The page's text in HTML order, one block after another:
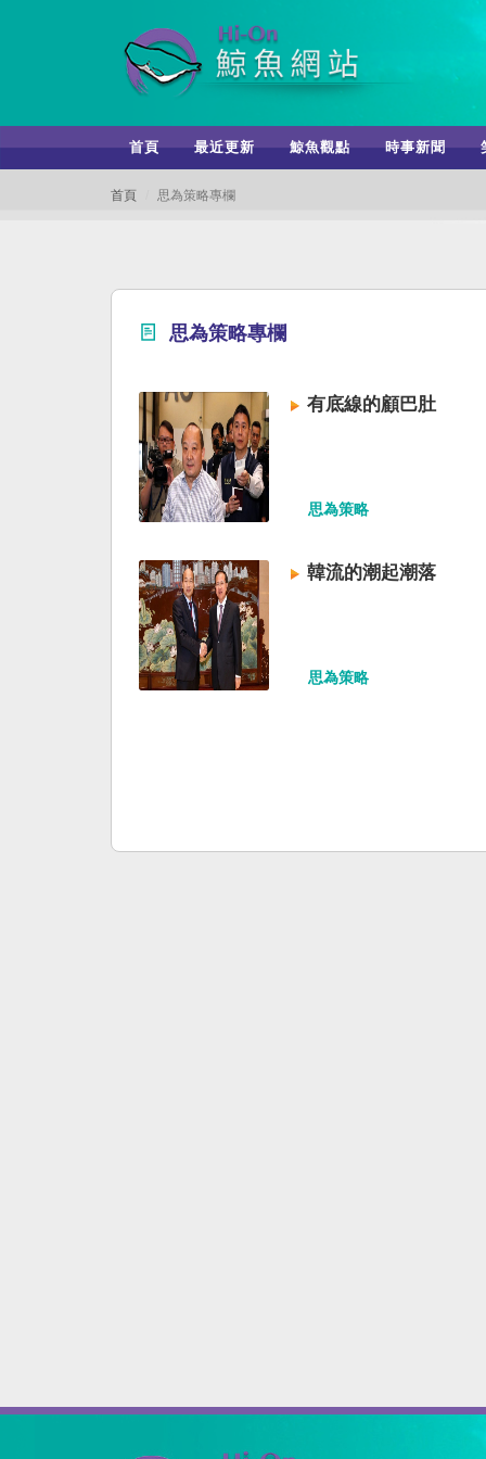
首頁 最近更新 鯨魚觀點 時事新聞
首頁 思為策略專欄
思為策略專欄
有底線的顧巴肚
思為策略
韓流的潮起潮落
思為策略